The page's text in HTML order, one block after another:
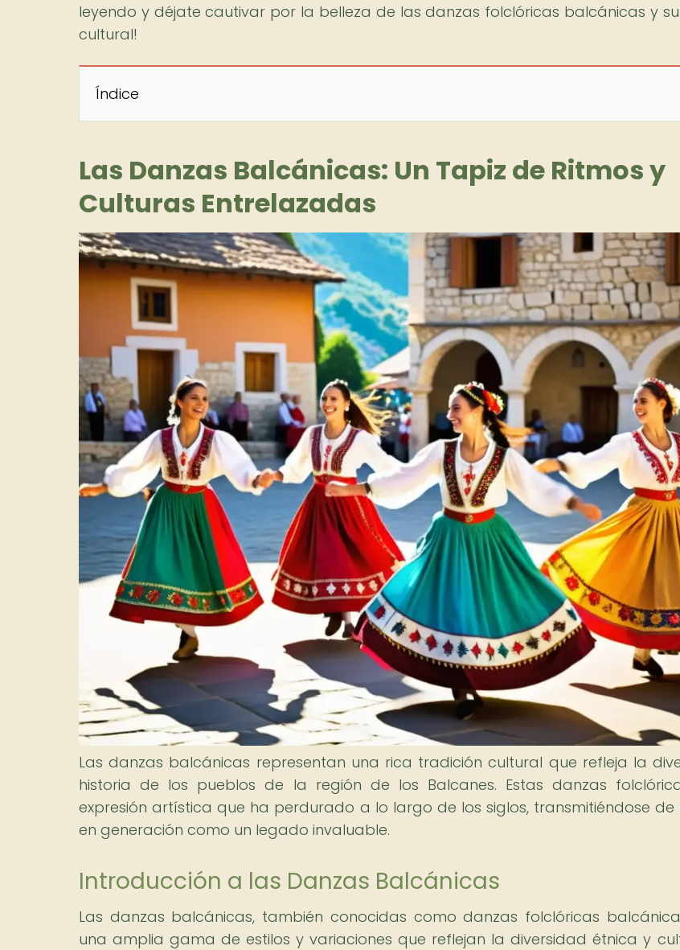
leyendo y déjate cautivar por la belleza de las danzas folclóricas balcánicas y
cultural!
Índice
Las Danzas Balcánicas: Un Tapiz de Ritmos y
Culturas Entrelazadas
Las danzas balcánicas representan una rica tradición cultural que refleja la
historia de los pueblos de la región de los Balcanes. Estas danzas
expresión artística que ha perdurado a lo largo de los siglos, transmitiéndose de
en generación como un legado invaluable.
Introducción a las Danzas Balcánicas
Las danzas balcánicas, también conocidas como danzas folclóricas
una amplia gama de estilos y variaciones que reflejan la diversidad étnica y